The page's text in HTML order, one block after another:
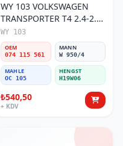
WY 103 VOLKSWAGEN
TRANSPORTER T4 2.4-2.5
MOTOR 074 115 561 Yağ
Filtresi
WY 103
OEM
074 115 561
MANN
W 950/4
MAHLE
OC 105
HENGST
H19W06
₺540,50
+ KDV